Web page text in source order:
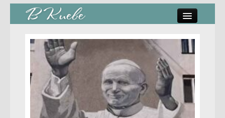
стрит-арт
коты Киева
скамейки